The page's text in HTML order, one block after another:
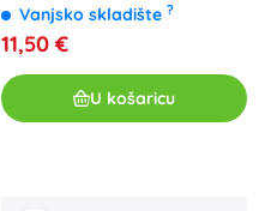
Vanjsko skladište ?
11,50 €
U košaricu